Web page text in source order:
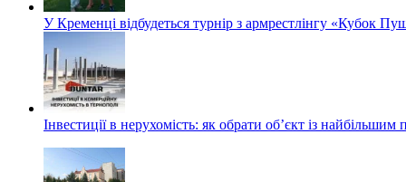
У Кременці відбудеться турнір з армрестлінгу «Кубок
Інвестиції в нерухомість: як обрати об’єкт із найбільшим